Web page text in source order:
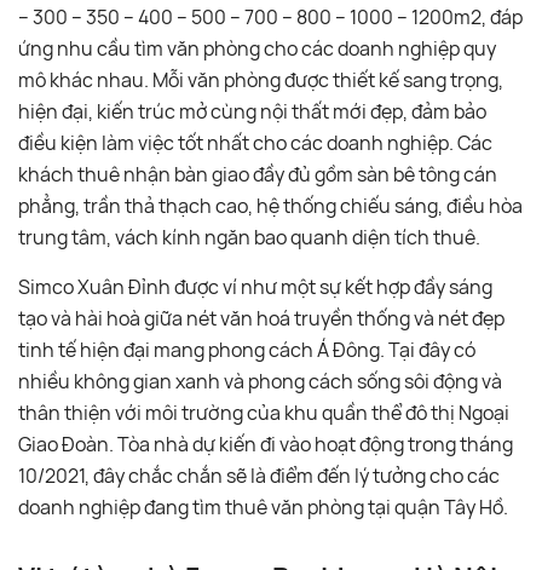
– 300 – 350 – 400 – 500 – 700 – 800 – 1000 – 1200m2, đáp
ứng nhu cầu tìm văn phòng cho các doanh nghiệp quy
mô khác nhau. Mỗi văn phòng được thiết kế sang trọng,
hiện đại, kiến trúc mở cùng nội thất mới đẹp, đảm bảo
điều kiện làm việc tốt nhất cho các doanh nghiệp. Các
khách thuê nhận bàn giao đầy đủ gồm sàn bê tông cán
phẳng, trần thả thạch cao, hệ thống chiếu sáng, điều hòa
trung tâm, vách kính ngăn bao quanh diện tích thuê.
Simco Xuân Đỉnh được ví như một sự kết hợp đầy sáng
tạo và hài hoà giữa nét văn hoá truyền thống và nét đẹp
tinh tế hiện đại mang phong cách Á Đông. Tại đây có
nhiều không gian xanh và phong cách sống sôi động và
thân thiện với môi trường của khu quần thể đô thị Ngoại
Giao Đoàn. Tòa nhà dự kiến đi vào hoạt động trong tháng
10/2021, đây chắc chắn sẽ là điểm đến lý tưởng cho các
doanh nghiệp đang tìm thuê văn phòng tại quận Tây Hồ.